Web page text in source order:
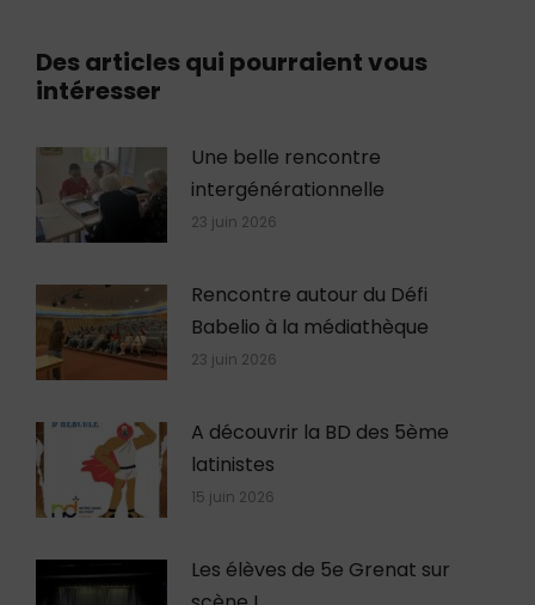
Des articles qui pourraient vous
intéresser
Une belle rencontre
intergénérationnelle
23 juin 2026
Rencontre autour du Défi
Babelio à la médiathèque
23 juin 2026
A découvrir la BD des 5ème
latinistes
15 juin 2026
Les élèves de 5e Grenat sur